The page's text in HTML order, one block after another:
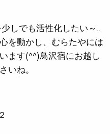
しでも活性化したい～‥
を動かし、 むらたやには
ます(^^)鳥沢宿にお越し
いね。